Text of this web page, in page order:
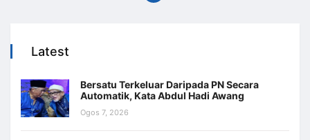
Latest
Bersatu Terkeluar Daripada PN Secara
Automatik, Kata Abdul Hadi Awang
Ogos 7, 2026